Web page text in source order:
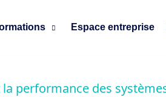
Espace entreprise
performance des